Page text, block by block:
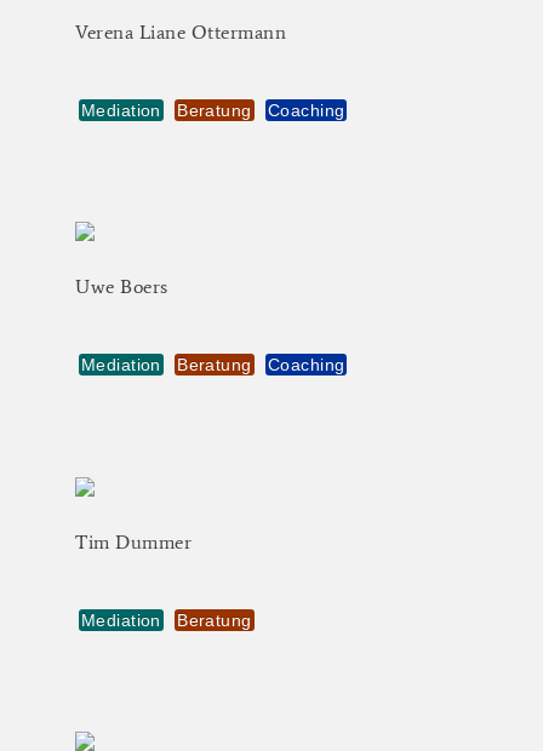
Verena Liane Ottermann
Mediation Beratung Coaching
Uwe Boers
Mediation Beratung Coaching
Tim Dummer
Mediation Beratung